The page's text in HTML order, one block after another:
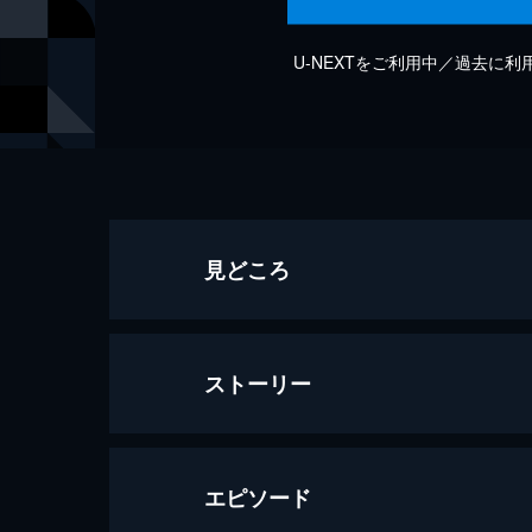
U-NEXTをご利用中／過去に利
見どころ
ストーリー
エピソード